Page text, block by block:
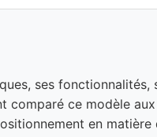
ses fonctionnalités,
comparé ce modèle aux
en matière